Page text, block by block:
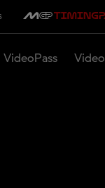
VideoPass Video